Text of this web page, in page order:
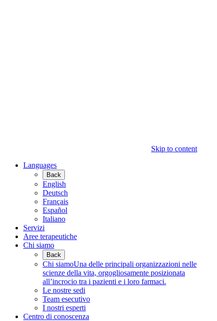
Skip to content
Languages
Back
English
Deutsch
Français
Español
Italiano
Servizi
Aree terapeutiche
Chi siamo
Back
Chi siamoUna delle principali organizzazioni nelle
scienze della vita, orgogliosamente posizionata
all’incrocio tra i pazienti e i loro farmaci.
Le nostre sedi
Team esecutivo
I nostri esperti
Centro di conoscenza